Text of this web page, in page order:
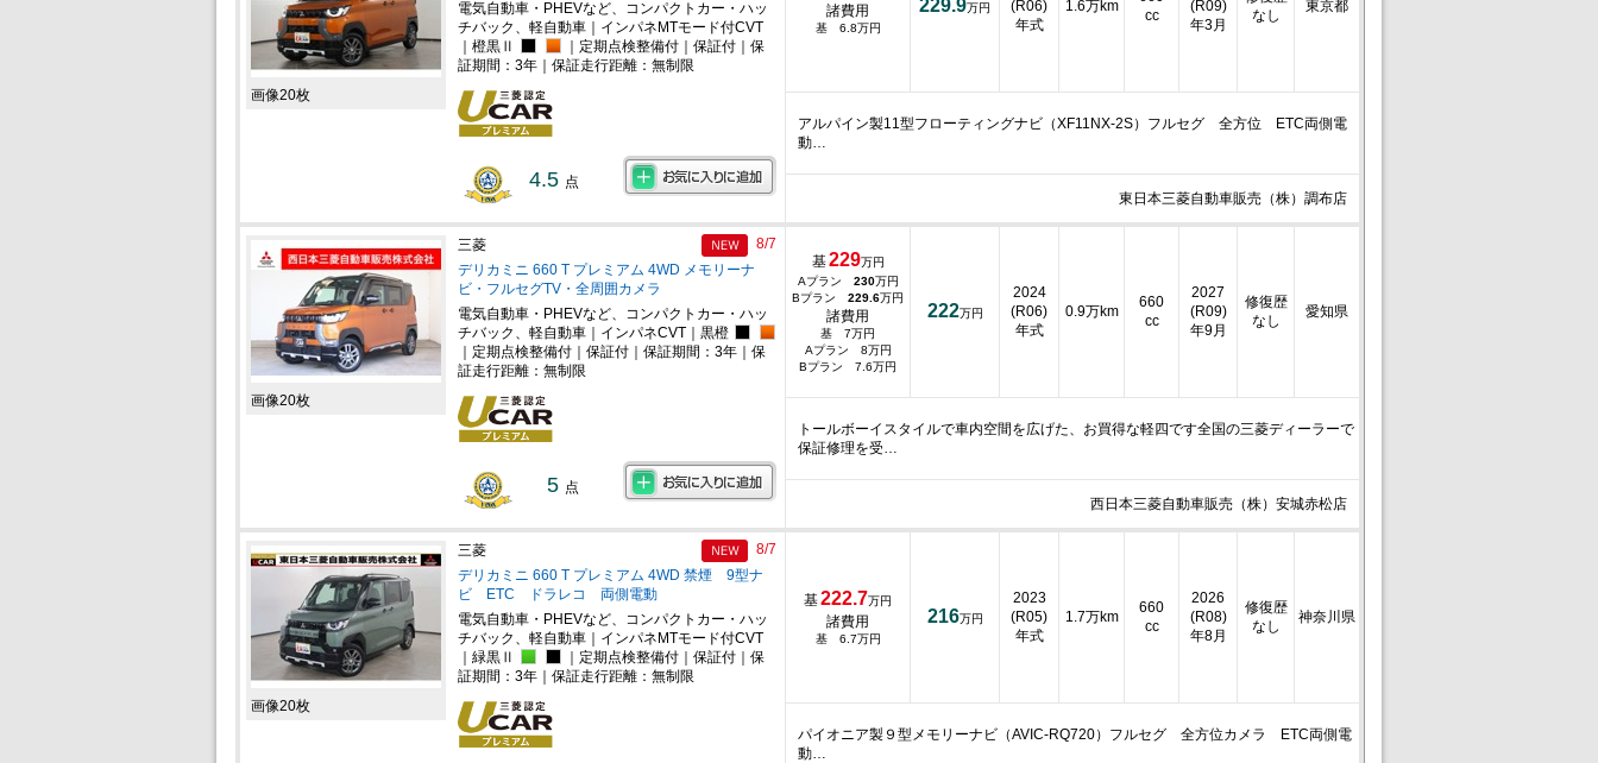
画像20枚
電気自動車・PHEVなど、コンパクトカー・ハッ
チバック、軽自動車｜インパネMTモード付CVT
｜橙黒Ⅱ
｜定期点検整備付｜保証付｜保
証期間：3年｜保証走行距離：無制限
4.5 点
諸費用
基 6.8万円
229.9万円
(R06)
年式
1.6万km
cc
(R09)
年3月
なし
東京都
アルパイン製11型フローティングナビ（XF11NX-2S）フルセグ 全方位 ETC両側電
動…
東日本三菱自動車販売（株）調布店
画像20枚
三菱
デリカミニ 660 T プレミアム 4WD メモリーナ
ビ・フルセグTV・全周囲カメラ
8/7
電気自動車・PHEVなど、コンパクトカー・ハッ
チバック、軽自動車｜インパネCVT｜黒橙
｜定期点検整備付｜保証付｜保証期間：3年｜保
証走行距離：無制限
5 点
基229万円
Aプラン 230万円
Bプラン 229.6万円
諸費用
基 7万円
Aプラン 8万円
Bプラン 7.6万円
222万円
2024
(R06)
年式
0.9万km
660
cc
2027
(R09)
年9月
修復歴
なし
愛知県
トールボーイスタイルで車内空間を広げた、お買得な軽四です全国の三菱ディーラーで
保証修理を受…
西日本三菱自動車販売（株）安城赤松店
画像20枚
三菱
デリカミニ 660 T プレミアム 4WD 禁煙 9型ナ
ビ ETC ドラレコ 両側電動
8/7
電気自動車・PHEVなど、コンパクトカー・ハッ
チバック、軽自動車｜インパネMTモード付CVT
｜緑黒Ⅱ
｜定期点検整備付｜保証付｜保
証期間：3年｜保証走行距離：無制限
基222.7万円
諸費用
基 6.7万円
216万円
2023
(R05)
年式
1.7万km
660
cc
2026
(R08)
年8月
修復歴
なし
神奈川県
パイオニア製９型メモリーナビ（AVIC-RQ720）フルセグ 全方位カメラ ETC両側電
動…